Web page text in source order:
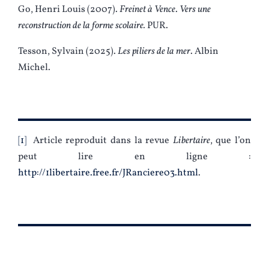
Go, Henri Louis (2007).Freinet à Vence. Vers une
reconstruction de la forme scolaire. PUR.
Tesson, Sylvain (2025).Les piliers de la mer. Albin
Michel.
1 Article reproduit dans la revue Libertaire, que l’on
peut lire en ligne :
http://1libertaire.free.fr/JRanciere03.html.